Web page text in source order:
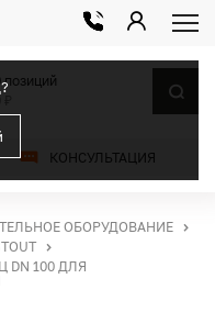
КОНСУЛЬТАЦИЯ
позиций
ОБОРУДОВАНИЕ
100 ДЛЯ